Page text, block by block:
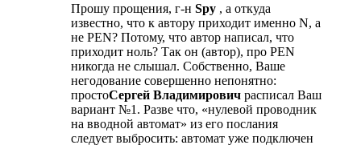
Прошу прощения, г-н Spy , а откуда
известно, что к автору приходит именно N, а
не PEN? Потому, что автор написал, что
приходит ноль? Так он (автор), про PEN
никогда не слышал. Собственно, Ваше
негодование совершенно непонятно:
простоСергей Владимирович расписал Ваш
вариант №1. Разве что, «нулевой проводник
на вводной автомат» из его послания
следует выбросить: автомат уже подключен